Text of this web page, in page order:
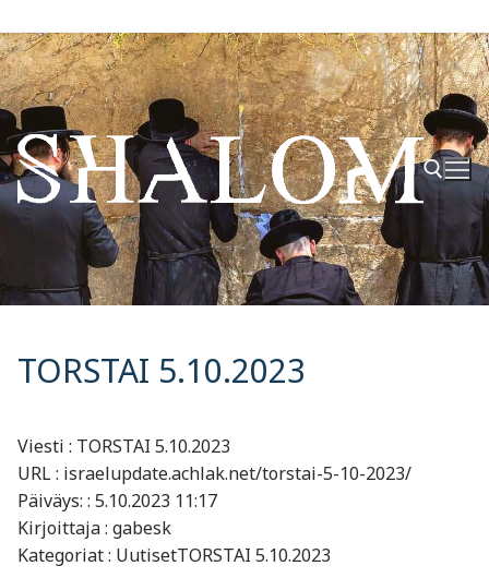
Hyppää
sisältöön
Hae:
TORSTAI 5.10.2023
Viesti : TORSTAI 5.10.2023
URL : israelupdate.achlak.net/torstai-5-10-2023/
Päiväys: : 5.10.2023 11:17
Kirjoittaja : gabesk
Kategoriat : UutisetTORSTAI 5.10.2023